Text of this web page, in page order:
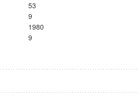
53
9
1980
9